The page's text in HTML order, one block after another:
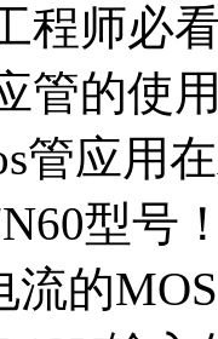
程师必
管的使
管应用
型号！
流的